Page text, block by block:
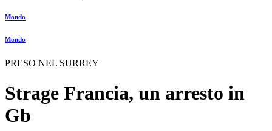
Mondo
Mondo
PRESO NEL SURREY
Strage Francia, un arresto in
Gb